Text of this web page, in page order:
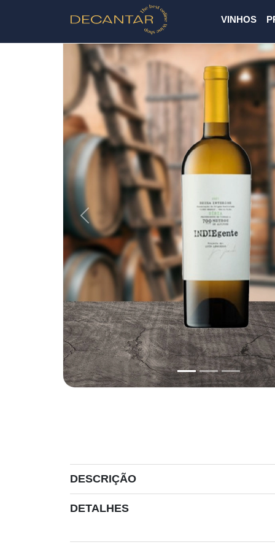
VINHOS
Previous
DESCRIÇÃO
DETALHES